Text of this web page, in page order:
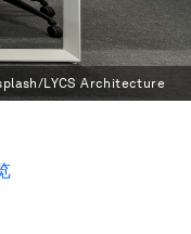
LYCS Architecture